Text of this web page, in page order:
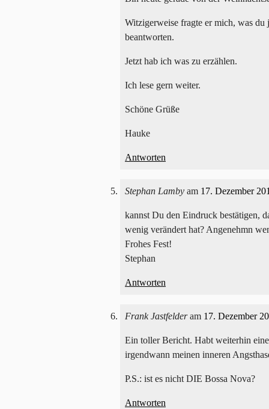
Witzigerweise fragte er mich, was du
beantworten.
Jetzt hab ich was zu erzählen.
Ich lese gern weiter.
Schöne Grüße
Hauke
Antworten
Stephan Lamby am 17. Dezember
kannst Du den Eindruck bestätigen,
wenig verändert hat? Angenehmn
Frohes Fest!
Stephan
Antworten
Frank Jastfelderam 17. Dezember
Ein toller Bericht. Habt weiterhin
irgendwann meinen inneren
P.S.: ist es nicht DIE Bossa Nova?
Antworten